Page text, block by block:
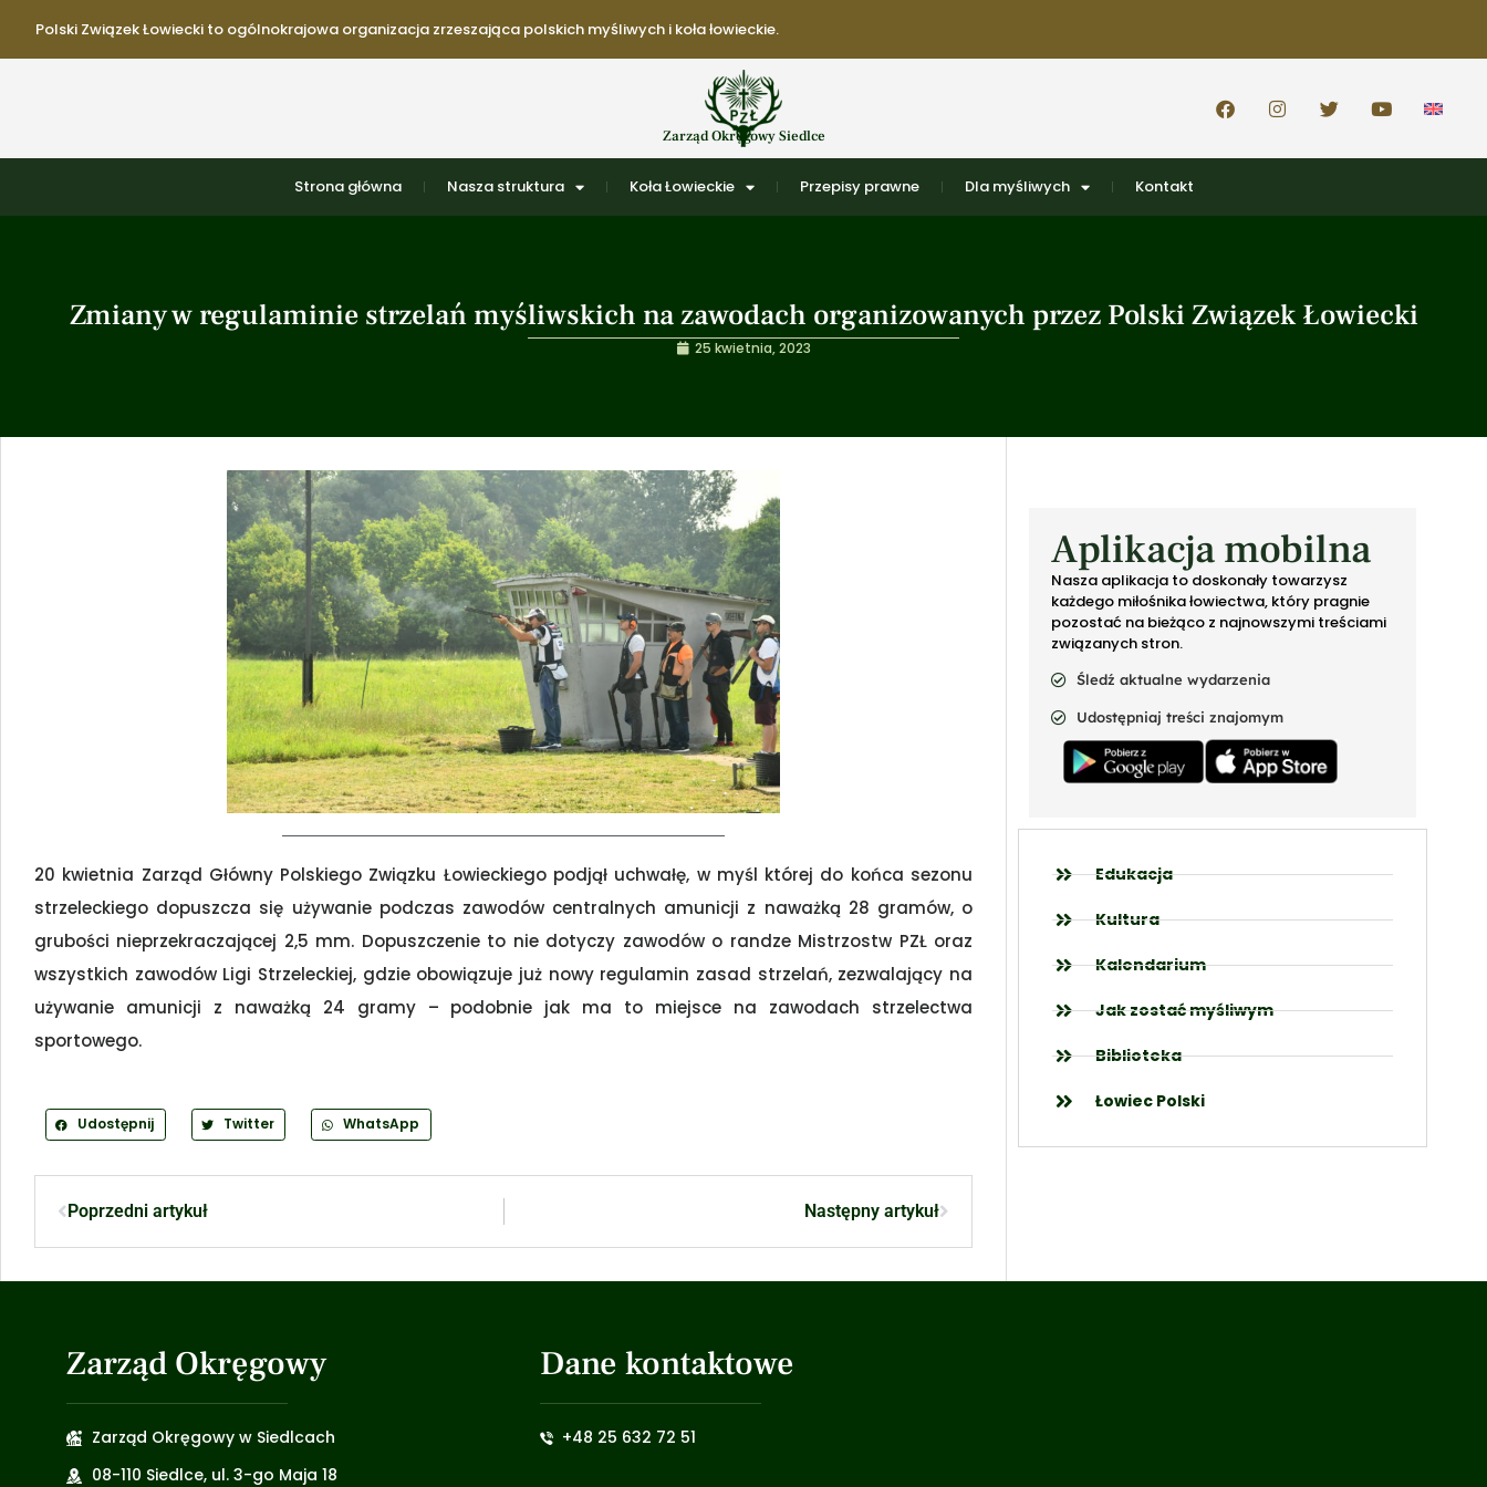
Polski Związek Łowiecki to ogólnokrajowa organizacja zrzeszająca polskich myśliwych i koła łowieckie.
Zarząd Okręgowy Siedlce
Strona główna Nasza struktura Koła Łowieckie Przepisy prawne Dla myśliwych Kontakt
Zmiany w regulaminie strzelań myśliwskich na zawodach organizowanych przez Polski Związek Łowiecki
25 kwietnia, 2023
20 kwietnia Zarząd Główny Polskiego Związku Łowieckiego podjął uchwałę, w myśl której do końca sezonu
strzeleckiego dopuszcza się używanie podczas zawodów centralnych amunicji z naważką 28 gramów, o
grubości nieprzekraczającej 2,5 mm. Dopuszczenie to nie dotyczy zawodów o randze Mistrzostw PZŁ oraz
wszystkich zawodów Ligi Strzeleckiej, gdzie obowiązuje już nowy regulamin zasad strzelań, zezwalający na
używanie amunicji z naważką 24 gramy – podobnie jak ma to miejsce na zawodach strzelectwa
sportowego.
Udostępnij Twitter WhatsApp
Poprzedni artykuł Następny artykuł
Aplikacja mobilna
Nasza aplikacja to doskonały towarzysz
każdego miłośnika łowiectwa, który pragnie
pozostać na bieżąco z najnowszymi treściami
związanych stron.
Śledź aktualne wydarzenia
Udostępniaj treści znajomym
Edukacja
Kultura
Kalendarium
Jak zostać myśliwym
Biblioteka
Łowiec Polski
Zarząd Okręgowy
Zarząd Okręgowy w Siedlcach
08-110 Siedlce, ul. 3-go Maja 18
Dane kontaktowe
+48 25 632 72 51